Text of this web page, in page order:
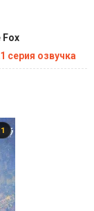
Fox
серия озвучка